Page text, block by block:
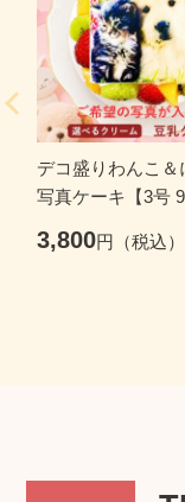
デコ盛りわんこ＆
写真ケーキ【3号
3,800